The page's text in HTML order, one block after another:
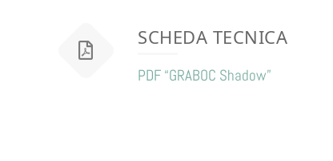
SCHEDA TECNICA
PDF “GRABOC Shadow”